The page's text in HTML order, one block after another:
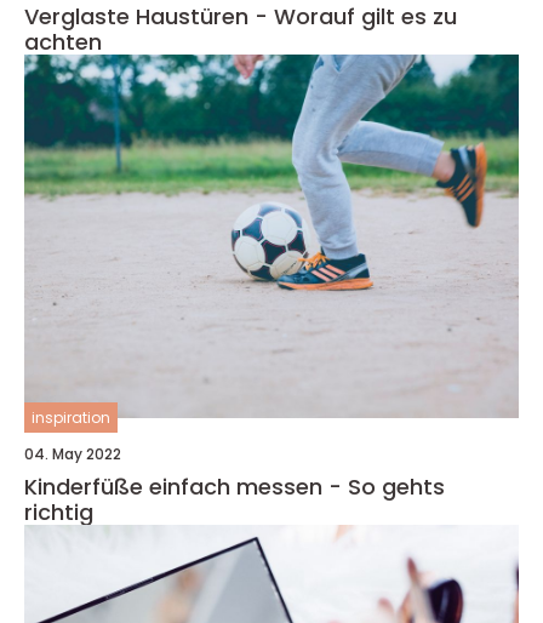
Verglaste Haustüren - Worauf gilt es zu
achten
inspiration
04. May 2022
Kinderfüße einfach messen - So gehts
richtig